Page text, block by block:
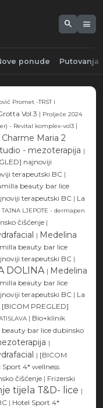
search menu
ponude Putovanja
Promet -TRST i
Vol.3 | Proljeće 2024
- Revital komplex-vol3 |
Maria 2
- mezoterapija |
najnoviji
terapeutski BC |
beauty bar lice
terapeutski BC | La
TAJNA LJEPOTE - dermapen
čišćenje |
| Medelina
beauty bar lice
terapeutski BC |
DOLINA | Medelina
beauty bar lice
terapeutski BC | La
[BICOM PREGLED]
| Bio+klinik
beauty bar lice dubinsko
|
| [BICOM
Sport 4* wellness
čišćenje | Frizerski
tijela T&D- lice |
| Hotel Sport 4*